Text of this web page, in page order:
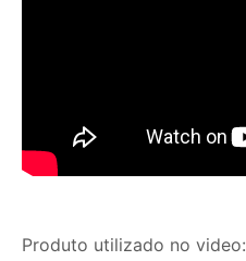
Produto utilizado no